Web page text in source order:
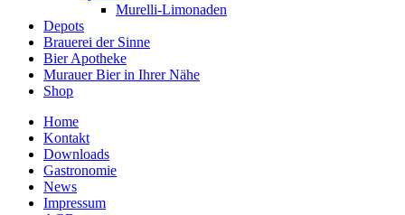
Murelli-Limonaden
Depots
Brauerei der Sinne
Bier Apotheke
Murauer Bier in Ihrer Nähe
Shop
Home
Kontakt
Downloads
Gastronomie
News
Impressum